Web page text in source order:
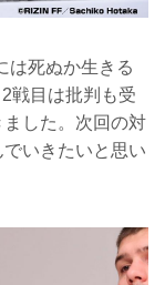
は死ぬか生きる
戦目は批判も受
した。次回の対
いきたいと思い